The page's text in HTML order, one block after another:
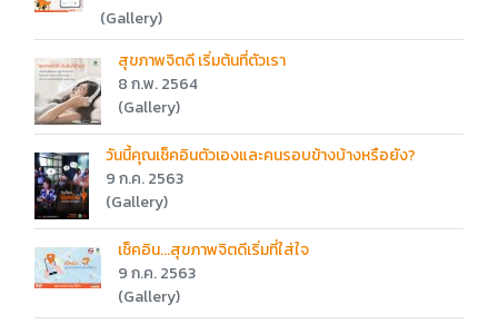
(Gallery)
สุขภาพจิตดี เริ่มต้นที่ตัวเรา
8 ก.พ. 2564
(Gallery)
วันนี้คุณเช็คอินตัวเองและคนรอบข้างบ้างหรือยัง?
9 ก.ค. 2563
(Gallery)
เช็คอิน...สุขภาพจิตดีเริ่มที่ใส่ใจ
9 ก.ค. 2563
(Gallery)